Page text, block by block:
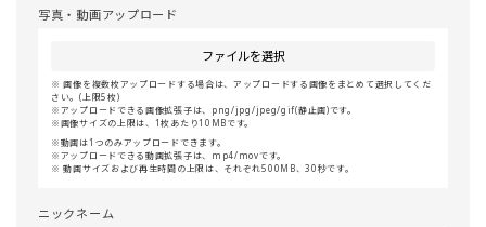
写真・動画アップロード
ファイルを選択
画像を複数枚アップロードする場合は、アップロードする画像をまとめて選択してくだ
さい。(上限5枚)
アップロードできる画像拡張子は、png/jpg/jpeg/gif(静止画)です。
画像サイズの上限は、1枚あたり10MBです。
動画は1つのみアップロードできます。
アップロードできる動画拡張子は、mp4/movです。
動画サイズおよび再生時間の上限は、それぞれ500MB、30秒です。
ニックネーム